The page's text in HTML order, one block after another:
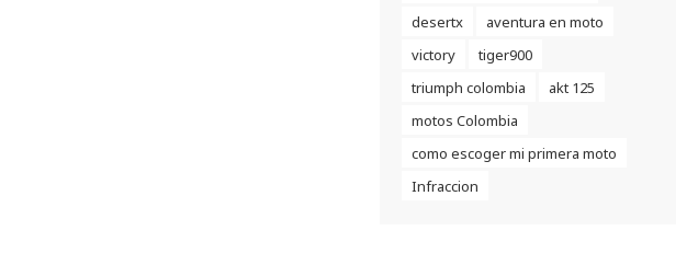
desertx
aventura en moto
victory
tiger900
triumph colombia
akt 125
motos Colombia
como escoger mi primera moto
Infraccion